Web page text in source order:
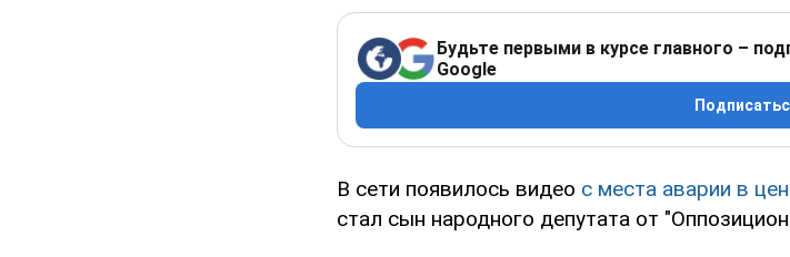
Будьте первыми в курсе главного –
Google
В сети появилось видео с места аварии в
стал сын народного депутата от